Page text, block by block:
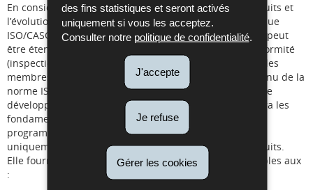
des fins statistiques et seront activés
uniquement si vous les acceptez.
Consulter notre politique de confidentialité.
J'accepte
Je refuse
Gérer les cookies
En considérant la complexification croissante des produits et
l’évolution du domaine, les membres du comité technique
ISO/CASCO ont constaté que le concept de programme peut
être étendu aux autres activités d’évaluation de la conformité
(inspection, essais, validation et vérification, etc.) Ainsi, les
membres ont décidé de la nécessité de réviser le contenu de la
norme ISO/IEC 17067 et d’étendre sa portée. En cours de
développement, cette future version de la norme décrira les
fondamentaux pour le développement de différents
programmes d’évaluation de la conformité, et non plus
uniquement ceux applicables à la certification de produits.
Elle fournira notamment des lignes directrices applicables aux
: